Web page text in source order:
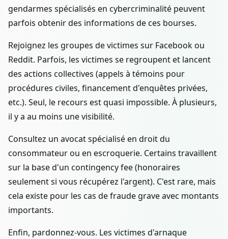
gendarmes spécialisés en cybercriminalité peuvent
parfois obtenir des informations de ces bourses.
Rejoignez les groupes de victimes sur Facebook ou
Reddit. Parfois, les victimes se regroupent et lancent
des actions collectives (appels à témoins pour
procédures civiles, financement d'enquêtes privées,
etc.). Seul, le recours est quasi impossible. À plusieurs,
il y a au moins une visibilité.
Consultez un avocat spécialisé en droit du
consommateur ou en escroquerie. Certains travaillent
sur la base d'un contingency fee (honoraires
seulement si vous récupérez l'argent). C'est rare, mais
cela existe pour les cas de fraude grave avec montants
importants.
Enfin, pardonnez-vous. Les victimes d'arnaque